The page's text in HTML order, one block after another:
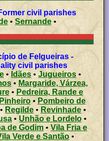
civil parishes
• Sernande •
de Felgueiras -
civil parishes
• Idães • Jugueiros •
• Margaride, Várzea,
• Pedreira, Rande e
Pinheiro•Pombeiro de
• Regilde • Revinhade •
•Unhão e Lordelo •
de Godim • Vila Fria e
Vila Verde e Santão •